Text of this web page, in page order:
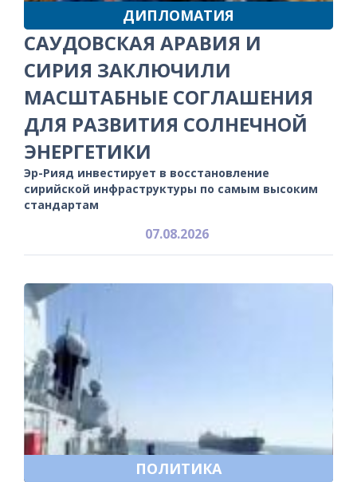
ДИПЛОМАТИЯ
САУДОВСКАЯ АРАВИЯ И
СИРИЯ ЗАКЛЮЧИЛИ
МАСШТАБНЫЕ СОГЛАШЕНИЯ
ДЛЯ РАЗВИТИЯ СОЛНЕЧНОЙ
ЭНЕРГЕТИКИ
Эр-Рияд инвестирует в восстановление
сирийской инфраструктуры по самым высоким
стандартам
07.08.2026
ПОЛИТИКА